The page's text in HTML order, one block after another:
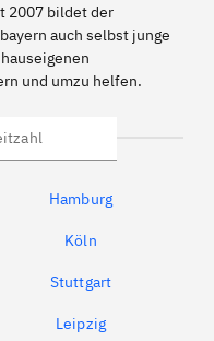
2007 bildet der
auch selbst junge
und umzu helfen.
Hamburg
Köln
Stuttgart
Leipzig